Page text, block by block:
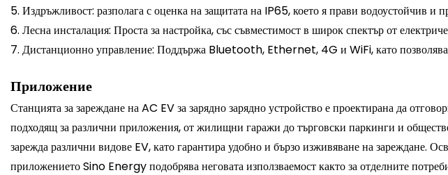
5. Издръжливост: разполага с оценка на защитата на IP65, което я прави водоустойчив и
6. Лесна инсталация: Проста за настройка, със съвместимост в широк спектър от
7. Дистанционно управление: Поддържа Bluetooth, Ethernet, 4G и WiFi, като
Приложение
Станцията за зареждане на AC EV за зарядно зарядно устройство е проектирана да
подходящ за различни приложения, от жилищни гаражи до търговски паркинги и
зарежда различни видове EV, като гарантира удобно и бързо изживяване на зареждане.
приложението Sino Energy подобрява неговата използваемост както за отделните